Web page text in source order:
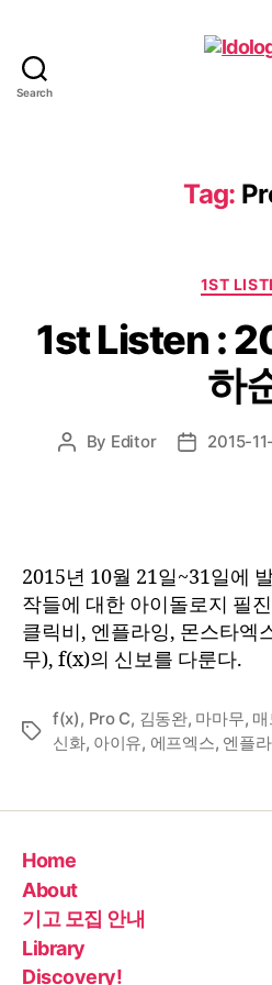
Search
Tag:
1ST
1st Listen :
하
Post
By Editor
Post2015-
2015년 10월 21일~31일에
작들에 대한 아이돌로지 필
클릭비, 엔플라잉, 몬스타엑
무), f(x)의 신보를 다룬다.
Tags
f(x), Pro C, 김동완, 마마무,
신화, 아이유, 에프엑스, 엔플
Home
About
기고 모집 안내
Library
Discovery!